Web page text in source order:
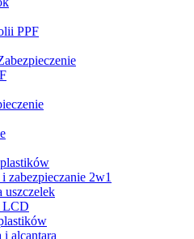
PPF
zabezpieczanie 2w1
uszczelek
LCD
i alcantara